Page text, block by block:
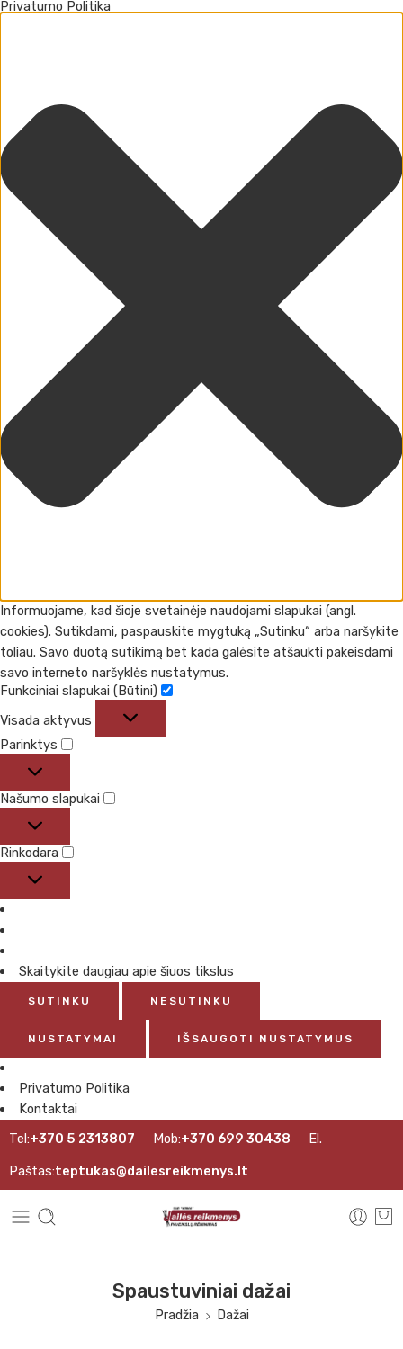
Privatumo Politika
Informuojame, kad šioje svetainėje naudojami slapukai (angl.
cookies). Sutikdami, paspauskite mygtuką „Sutinku“ arba naršykite
toliau. Savo duotą sutikimą bet kada galėsite atšaukti pakeisdami
savo interneto naršyklės nustatymus.
Funkciniai slapukai (Būtini)
Visada aktyvus
Parinktys
Našumo slapukai
Rinkodara
Skaitykite daugiau apie šiuos tikslus
SUTINKU NESUTINKU
NUSTATYMAI IŠSAUGOTI NUSTATYMUS
Privatumo Politika
Kontaktai
Tel:+370 5 2313807 Mob:+370 699 30438 El.
Paštas:teptukas@dailesreikmenys.lt
Spaustuviniai dažai
Pradžia Dažai